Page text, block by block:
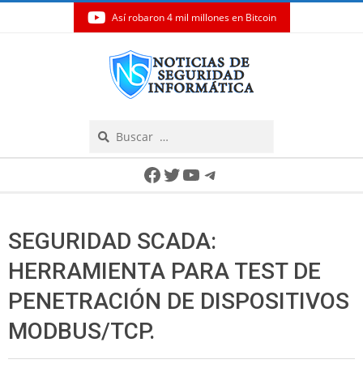
Así robaron 4 mil millones en Bitcoin
Facebook
Twitter
YouTube
Telegram
SEGURIDAD SCADA:
HERRAMIENTA PARA TEST DE
PENETRACIÓN DE DISPOSITIVOS
MODBUS/TCP.